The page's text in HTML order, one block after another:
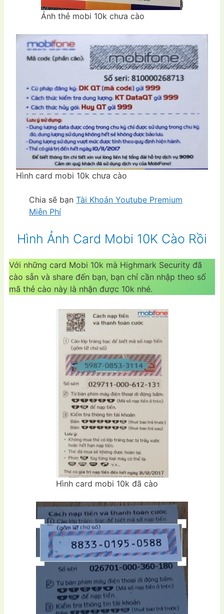
Ảnh thẻ mobi 10k chưa cào
Hình card mobi 10k chưa cào
Chia sẽ bạn Tài Khoản Youtube Premium
Miễn Phí
Hình Ảnh Card Mobi 10K Cào Rồi
Với những card Mobi 10k mà Highmark Security đã
cào sẵn và share đến bạn, bạn chỉ cần nhập theo số
mã thẻ cào này là nhận được 10k nhé.
Hình card mobi 10k đã cào